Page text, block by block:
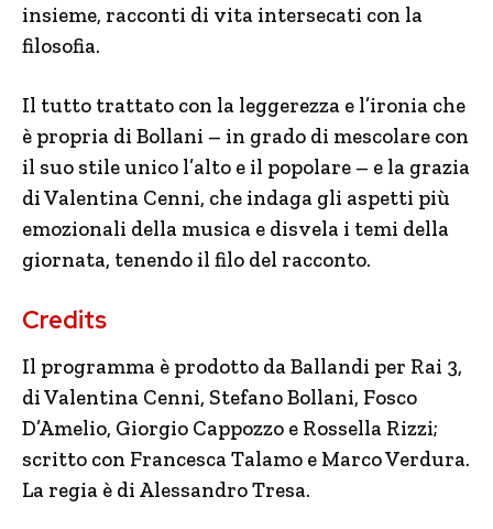
insieme, racconti di vita intersecati con la
filosofia.
Il tutto trattato con la leggerezza e l’ironia che
è propria di Bollani – in grado di mescolare con
il suo stile unico l’alto e il popolare – e la grazia
di Valentina Cenni, che indaga gli aspetti più
emozionali della musica e disvela i temi della
giornata, tenendo il filo del racconto.
Credits
Il programma è prodotto da Ballandi per Rai 3,
di Valentina Cenni, Stefano Bollani, Fosco
D’Amelio, Giorgio Cappozzo e Rossella Rizzi;
scritto con Francesca Talamo e Marco Verdura.
La regia è di Alessandro Tresa.